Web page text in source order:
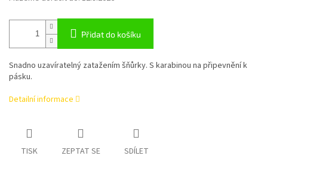
Přidat do košíku
Snadno uzavíratelný zatažením šňůrky. S karabinou na připevnění k
pásku.
Detailní informace
TISK ZEPTAT SE SDÍLET